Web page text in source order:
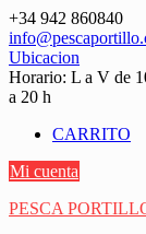
Saltar
contenido
+34 942 860840
Ubicacion
Horario: L a V de
a 20 h
CARRITO
Mi cuenta
PESCA